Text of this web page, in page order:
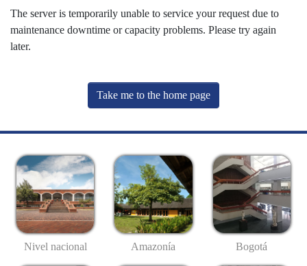
The server is temporarily unable to service your request due to
maintenance downtime or capacity problems. Please try again
later.
Take me to the home page
Nivel nacional Amazonía Bogotá